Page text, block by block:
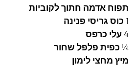
תפוח אדמה חתוך לקוביות
1 כוס גריסי פנינה
4 עלי כרפס
¼ כפית פלפל שחור
מיץ מחצי לימון